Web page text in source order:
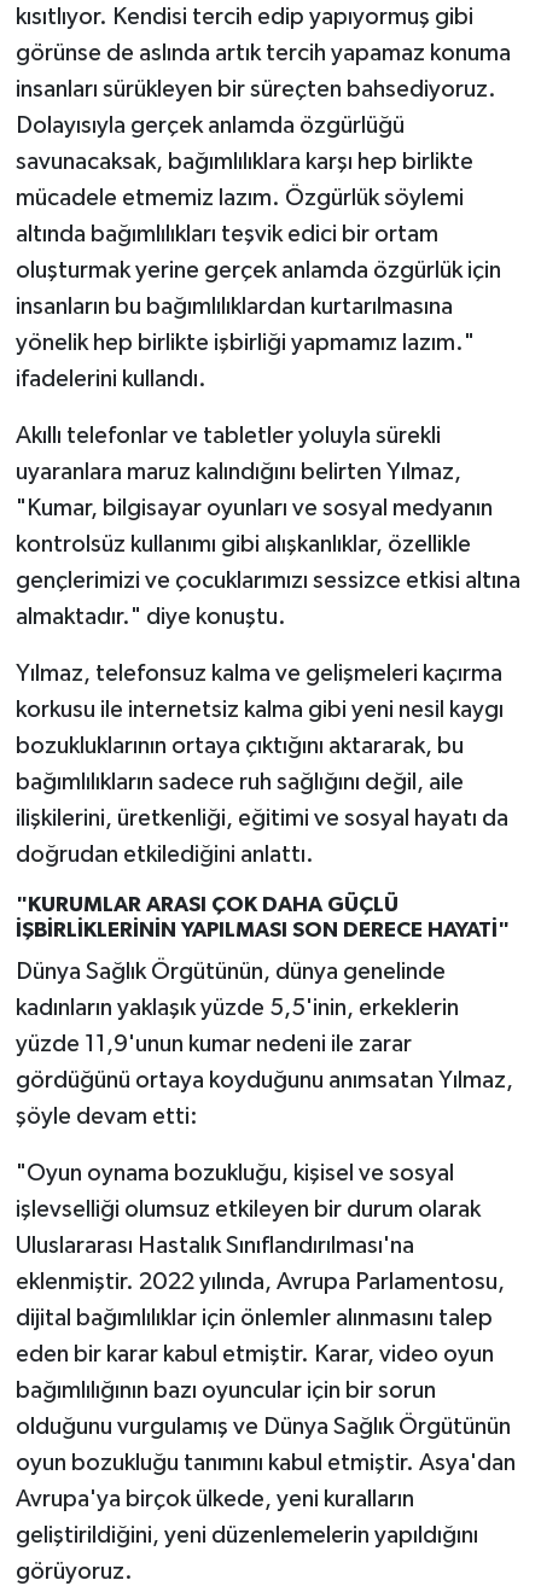
kısıtlıyor. Kendisi tercih edip yapıyormuş gibi
görünse de aslında artık tercih yapamaz konuma
insanları sürükleyen bir süreçten bahsediyoruz.
Dolayısıyla gerçek anlamda özgürlüğü
savunacaksak, bağımlılıklara karşı hep birlikte
mücadele etmemiz lazım. Özgürlük söylemi
altında bağımlılıkları teşvik edici bir ortam
oluşturmak yerine gerçek anlamda özgürlük için
insanların bu bağımlılıklardan kurtarılmasına
yönelik hep birlikte işbirliği yapmamız lazım."
ifadelerini kullandı.
Akıllı telefonlar ve tabletler yoluyla sürekli
uyaranlara maruz kalındığını belirten Yılmaz,
"Kumar, bilgisayar oyunları ve sosyal medyanın
kontrolsüz kullanımı gibi alışkanlıklar, özellikle
gençlerimizi ve çocuklarımızı sessizce etkisi altına
almaktadır." diye konuştu.
Yılmaz, telefonsuz kalma ve gelişmeleri kaçırma
korkusu ile internetsiz kalma gibi yeni nesil kaygı
bozukluklarının ortaya çıktığını aktararak, bu
bağımlılıkların sadece ruh sağlığını değil, aile
ilişkilerini, üretkenliği, eğitimi ve sosyal hayatı da
doğrudan etkilediğini anlattı.
"KURUMLAR ARASI ÇOK DAHA GÜÇLÜ
İŞBİRLİKLERİNİN YAPILMASI SON DERECE HAYATİ"
Dünya Sağlık Örgütünün, dünya genelinde
kadınların yaklaşık yüzde 5,5'inin, erkeklerin
yüzde 11,9'unun kumar nedeni ile zarar
gördüğünü ortaya koyduğunu anımsatan Yılmaz,
şöyle devam etti:
"Oyun oynama bozukluğu, kişisel ve sosyal
işlevselliği olumsuz etkileyen bir durum olarak
Uluslararası Hastalık Sınıflandırılması'na
eklenmiştir. 2022 yılında, Avrupa Parlamentosu,
dijital bağımlılıklar için önlemler alınmasını talep
eden bir karar kabul etmiştir. Karar, video oyun
bağımlılığının bazı oyuncular için bir sorun
olduğunu vurgulamış ve Dünya Sağlık Örgütünün
oyun bozukluğu tanımını kabul etmiştir. Asya'dan
Avrupa'ya birçok ülkede, yeni kuralların
geliştirildiğini, yeni düzenlemelerin yapıldığını
görüyoruz.